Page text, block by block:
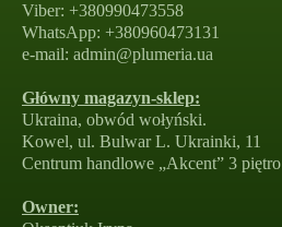
Viber: +380990473558
WhatsApp: +380960473131
e-mail: admin@plumeria.ua
Główny magazyn-sklep:
Ukraina, obwód wołyński.
Kowel, ul. Bulwar L. Ukrainki, 11
Centrum handlowe „Akcent” 3 piętro
Owner: